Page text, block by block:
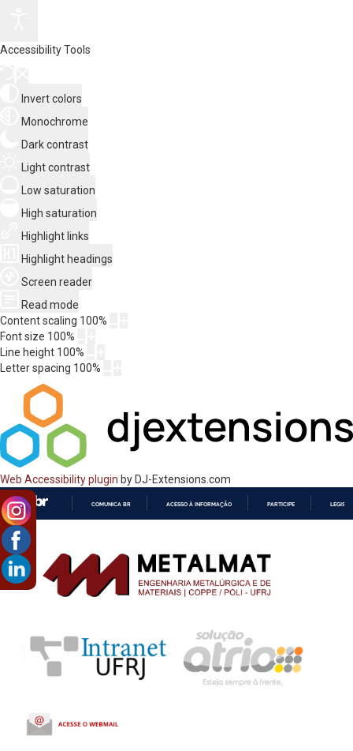
Accessibility Tools
Invert colors
Monochrome
Dark contrast
Light contrast
Low saturation
High saturation
Highlight links
Highlight headings
Screen reader
Read mode
Content scaling 100%
Font size 100%
Line height 100%
Letter spacing 100%
Web Accessibility plugin by DJ-Extensions.com
CONTEÚDO
COMUNICA BR ACESSO À INFORMAÇÃO PARTICIPE